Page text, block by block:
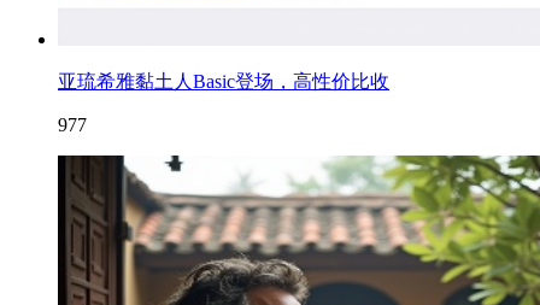
亚琉希雅黏土人Basic登场，高性价比收
977